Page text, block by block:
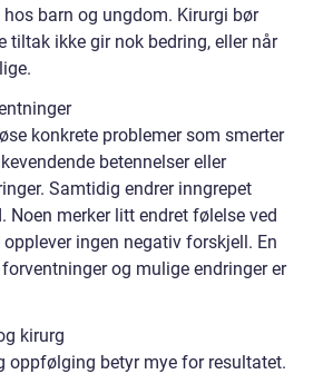
barn og ungdom. Kirurgi bør
tiltak ikke gir nok bedring, eller når
konkrete problemer som smerter
betennelser eller
Samtidig endrer inngrepet
Noen merker litt endret følelse ved
ingen negativ forskjell. En
og mulige endringer er
kirurg
oppfølging betyr mye for resultatet.